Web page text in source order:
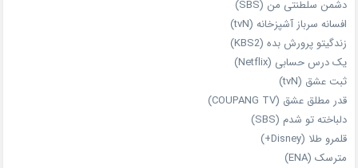
دشمن سلطنتی من (SBS)
افسانه سرباز آشپزخانه (tvN)
زندگیتو پرورش بده (KBS2)
یک درس حسابی (Netflix)
ثبت عشق (tvN)
قدر مطلق عشق (COUPANG TV)
دلباخته تو شدم (SBS)
قلمرو طلا (Disney+)
مترسک (ENA)